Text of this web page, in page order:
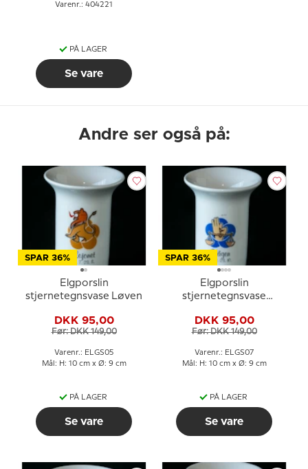
Varenr.: 404221
PÅ LAGER
Se vare
Andre ser også på:
SPAR 36%
Elgporslin
stjernetegnsvase Løven
DKK 95,00
Før: DKK 149,00
Varenr.: ELGS05
Mål: H: 10 cm x Ø: 9 cm
PÅ LAGER
Se vare
SPAR 36%
Elgporslin
stjernetegnsvase
DKK 95,00
Før: DKK 149,00
Varenr.: ELGS07
Mål: H: 10 cm x Ø: 9 cm
PÅ LAGER
Se vare